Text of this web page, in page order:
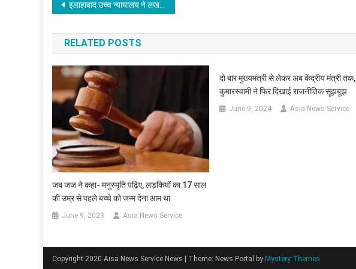
Post
navigation
इलाहाबाद उच्च न्यायालय ने लखनऊ के जिला मजिस्ट्रटे, अपर जिला मजिस्ट्रेट (न्यायिक) पर खर्चा लगाया
RELATED POSTS
जब जज ने कहा- मनुस्मृति पढ़िए, लड़कियों का 17 साल
की उम्र से पहले बच्चे को जन्म देना आम था
June 9, 2023 Asia News Service
दो बार मुख्यमंत्री से लेकर अब केंद्रीय मंत्री तक,
कुमारस्वामी ने फिर दिखाई राजनीतिक सूझबूझ
June 9, 2024 Asia News Service
Copyright 2020 Aisa News Service News | Theme: News Portal by Mystery Themes